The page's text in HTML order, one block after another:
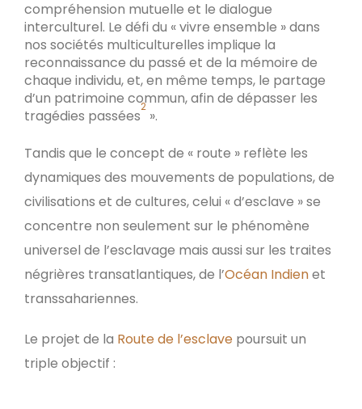
compréhension mutuelle et le dialogue
interculturel. Le défi du « vivre ensemble » dans
nos sociétés multiculturelles implique la
reconnaissance du passé et de la mémoire de
chaque individu, et, en même temps, le partage
d’un patrimoine commun, afin de dépasser les
tragédies passées2 ».
Tandis que le concept de « route » reflète les
dynamiques des mouvements de populations, de
civilisations et de cultures, celui « d’esclave » se
concentre non seulement sur le phénomène
universel de l’esclavage mais aussi sur les traites
négrières transatlantiques, de l’Océan Indienet
transsahariennes.
Le projet de la Route de l’esclave poursuit un
triple objectif :